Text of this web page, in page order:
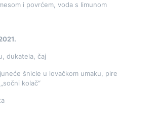
i povrćem, voda s limunom
dukatela, čaj
šnicle u lovačkom umaku, pire
kolač“